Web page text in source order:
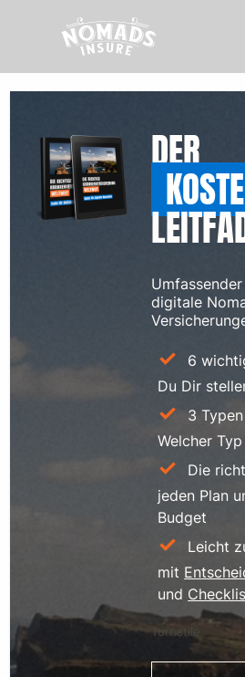
DER
digitale
6
Du Dir
3
Welcher
Die
jeden Plan
Budget
Leicht
mit
und
Turnstile
Vorname